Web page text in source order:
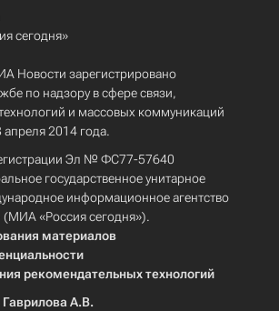
сегодня»
Новости зарегистрировано
по надзору в сфере связи,
и массовых коммуникаций
2014 года.
Эл № ФС77-57640
государственное унитарное
информационное агентство
(МИА «Россия сегодня»).
материалов
рекомендательных технологий
Гаврилова А.В.